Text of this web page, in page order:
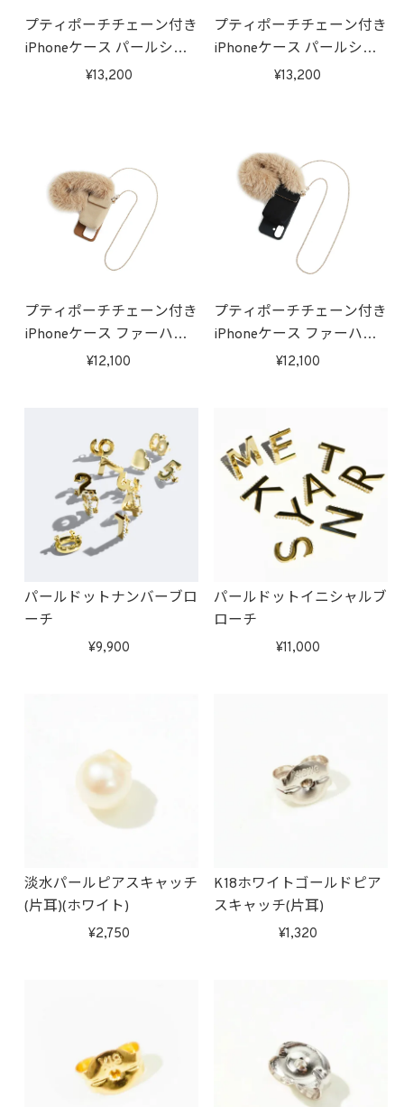
プティポーチチェーン付き
iPhoneケース パールショ
ルダー(ブラウン)
13,200
プティポーチチェーン付き
iPhoneケース パールショ
ルダー(ブラック)
13,200
プティポーチチェーン付き
iPhoneケース ファーハン
ドル(ブラウン)
12,100
プティポーチチェーン付き
iPhoneケース ファーハン
ドル(ブラック)
12,100
パールドットナンバーブロ
ーチ
9,900
パールドットイニシャルブ
ローチ
11,000
淡水パールピアスキャッチ
(片耳)(ホワイト)
2,750
K18ホワイトゴールドピア
スキャッチ(片耳)
1,320